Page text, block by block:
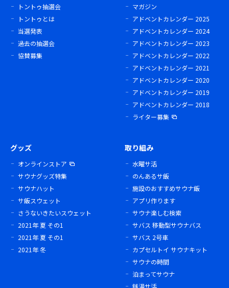
トントゥ抽選会
トントゥとは
当選発表
過去の抽選会
協賛募集
マガジン
アドベントカレンダー 2025
アドベントカレンダー 2024
アドベントカレンダー 2023
アドベントカレンダー 2022
アドベントカレンダー 2021
アドベントカレンダー 2020
アドベントカレンダー 2019
アドベントカレンダー 2018
ライター募集
グッズ
オンラインストア
サウナグッズ特集
サウナハット
サ飯スウェット
さうないきたいスウェット
2021年 夏 その1
2021年 夏 その1
2021年 冬
取り組み
水曜サ活
のんあるサ飯
施設のおすすめサウナ飯
アプリ作ります
サウナ楽しむ検索
サバス 移動型サウナバス
サバス 2号車
カプセルトイ サウナキット
サウナの時間
泊まってサウナ
銭湯サ活